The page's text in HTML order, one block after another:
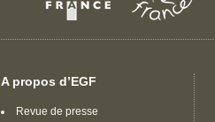
A propos d’EGF
Revue de presse